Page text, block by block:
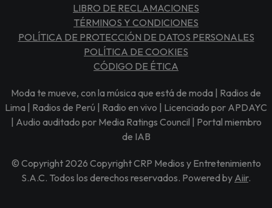
LIBRO DE RECLAMACIONES
TÉRMINOS Y CONDICIONES
POLÍTICA DE PROTECCIÓN DE DATOS PERSONALES
POLÍTICA DE COOKIES
CÓDIGO DE ÉTICA
Moda te mueve, con la música que está de moda | Radios de
Lima | Radios de Perú | Radio en vivo | Licenciado por APDAYC
| Audio auditado por Media Ratings Council | Portal miembro
de IAB
© Copyright 2026 Copyright CRP Medios y Entretenimiento
S.A.C. Todos los derechos reservados. Powered by Aiir.